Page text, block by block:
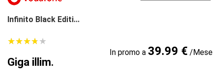
Infinito Black Editi...
★★★★★
★★★★★
Giga illim.
In promo a 39.99 €/Mese